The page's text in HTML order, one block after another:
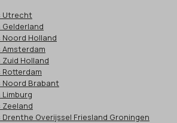
Utrecht
Holland
Holland
Brabant
Overijssel Friesland Groningen